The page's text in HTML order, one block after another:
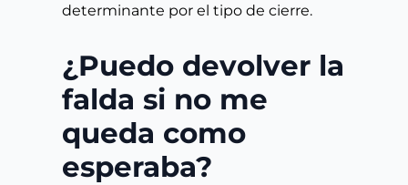
determinante por el tipo de cierre.
¿Puedo devolver la
falda si no me
queda como
esperaba?